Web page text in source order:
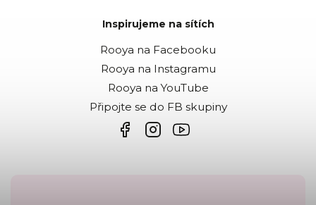
Inspirujeme na sítích
Rooya na Facebooku
Rooya na Instagramu
Rooya na YouTube
Připojte se do FB skupiny